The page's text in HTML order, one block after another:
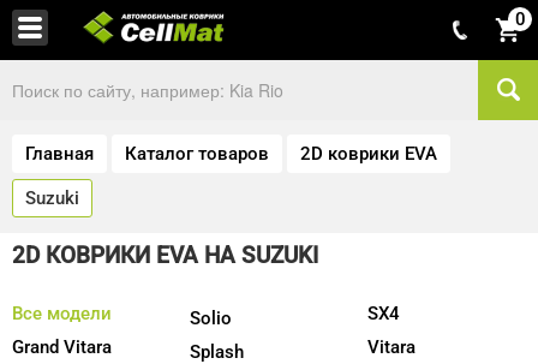
0
Главная Каталог товаров 2D коврики EVA
Suzuki
2D КОВРИКИ EVA НА SUZUKI
Все модели
Grand Vitara
Solio
Splash
SX4
Vitara